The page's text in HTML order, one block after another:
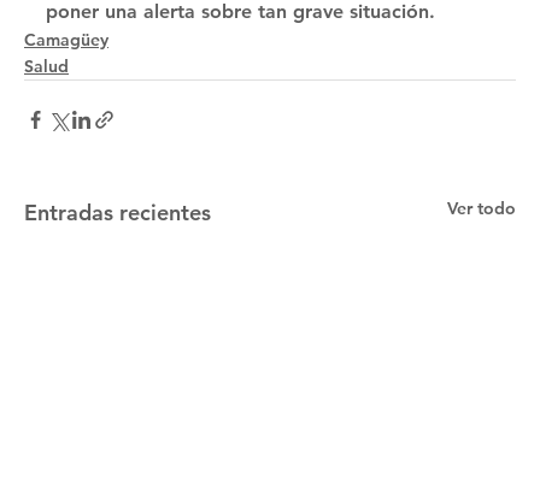
poner una alerta sobre tan grave situación.
Camagüey
Salud
Entradas recientes Ver todo